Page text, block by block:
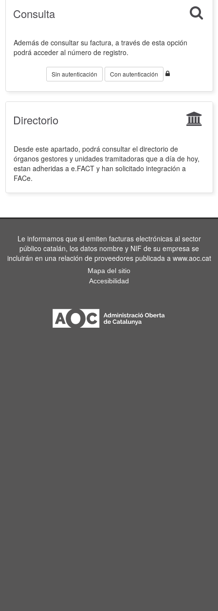
Consulta
Además de consultar su factura, a través de esta opción
podrá acceder al número de registro.
Sin autenticación Con autenticación
Directorio
Desde este apartado, podrá consultar el directorio de
órganos gestores y unidades tramitadoras que a día de hoy,
estan adheridas a e.FACT y han solicitado integración a
FACe.
Le informamos que si emiten facturas electrónicas al sector
público catalán, los datos nombre y NIF de su empresa se
incluirán en una relación de proveedores publicada a www.aoc.cat
Mapa del sitio
Accesibilidad